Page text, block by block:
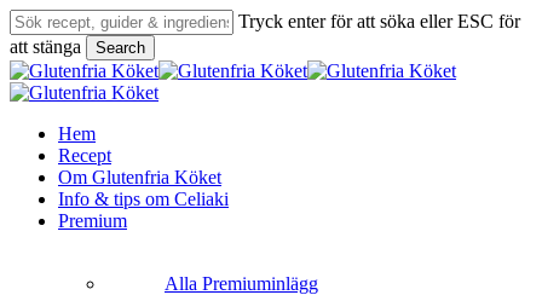
Skip
to
main
content
Tryck enter för att söka eller ESC för
att stänga
Search
Close
Search
search
Menu
Hem
Recept
Om Glutenfria Köket
Info & tips om Celiaki
Premium
Alla Premiuminlägg